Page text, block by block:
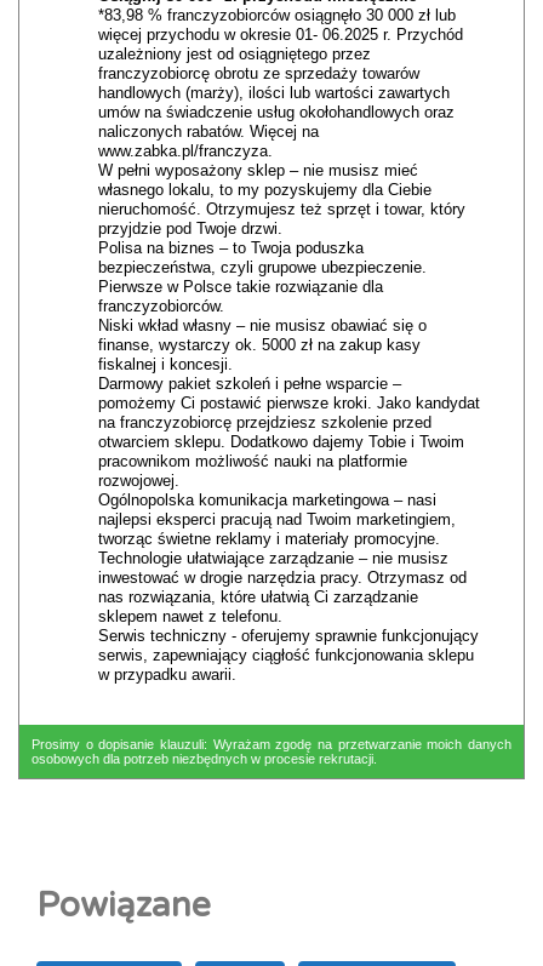
*83,98 % franczyzobiorców osiągnęło 30 000 zł lub
więcej przychodu w okresie 01- 06.2025 r. Przychód
uzależniony jest od osiągniętego przez
franczyzobiorcę obrotu ze sprzedaży towarów
handlowych (marży), ilości lub wartości zawartych
umów na świadczenie usług okołohandlowych oraz
naliczonych rabatów. Więcej na
www.zabka.pl/franczyza.
W pełni wyposażony sklep – nie musisz mieć
własnego lokalu, to my pozyskujemy dla Ciebie
nieruchomość. Otrzymujesz też sprzęt i towar, który
przyjdzie pod Twoje drzwi.
Polisa na biznes – to Twoja poduszka
bezpieczeństwa, czyli grupowe ubezpieczenie.
Pierwsze w Polsce takie rozwiązanie dla
franczyzobiorców.
Niski wkład własny – nie musisz obawiać się o
finanse, wystarczy ok. 5000 zł na zakup kasy
fiskalnej i koncesji.
Darmowy pakiet szkoleń i pełne wsparcie –
pomożemy Ci postawić pierwsze kroki. Jako kandydat
na franczyzobiorcę przejdziesz szkolenie przed
otwarciem sklepu. Dodatkowo dajemy Tobie i Twoim
pracownikom możliwość nauki na platformie
rozwojowej.
Ogólnopolska komunikacja marketingowa – nasi
najlepsi eksperci pracują nad Twoim marketingiem,
tworząc świetne reklamy i materiały promocyjne.
Technologie ułatwiające zarządzanie – nie musisz
inwestować w drogie narzędzia pracy. Otrzymasz od
nas rozwiązania, które ułatwią Ci zarządzanie
sklepem nawet z telefonu.
Serwis techniczny - oferujemy sprawnie funkcjonujący
serwis, zapewniający ciągłość funkcjonowania sklepu
w przypadku awarii.
Prosimy o dopisanie klauzuli: Wyrażam zgodę na przetwarzanie moich danych
osobowych dla potrzeb niezbędnych w procesie rekrutacji.
Powiązane